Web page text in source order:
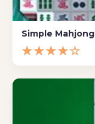
Simple Mahjong
★★★★☆